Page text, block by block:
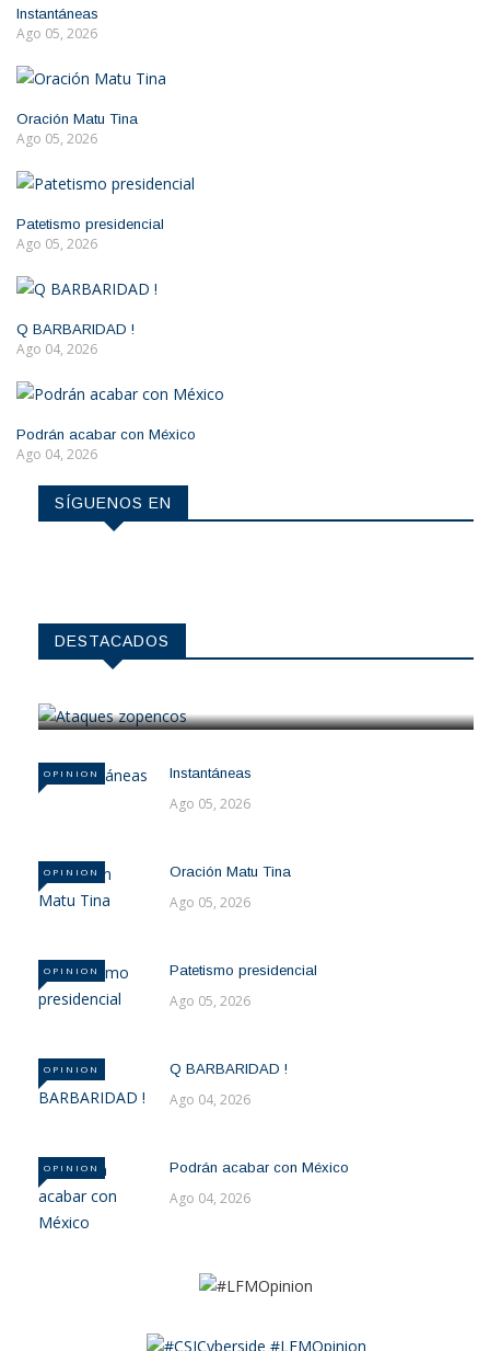
Instantáneas
Ago 05, 2026
Oración Matu Tina
Ago 05, 2026
Patetismo presidencial
Ago 05, 2026
Q BARBARIDAD !
Ago 04, 2026
Podrán acabar con México
Ago 04, 2026
SÍGUENOS EN
DESTACADOS
Ataques zopencos
OPINION Instantáneas
Ago 05, 2026
OPINION Oración Matu Tina
Ago 05, 2026
OPINION Patetismo presidencial
Ago 05, 2026
OPINION Q BARBARIDAD !
Ago 04, 2026
OPINION Podrán acabar con México
Ago 04, 2026